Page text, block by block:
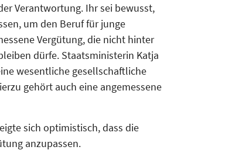
Verantwortung. Ihr sei bewusst,
um den Beruf für junge
Vergütung, die nicht hinter
dürfe. Staatsministerin Katja
wesentliche gesellschaftliche
gehört auch eine angemessene
sich optimistisch, dass die
anzupassen.